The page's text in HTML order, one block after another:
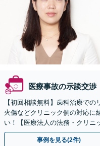
医療事故の示談交渉
【初回相談無料】歯科治療で
火傷などクリニック側の対応に
い！【医療法人の法務・クリニ
ドバイスで、納得のできるトラ
事例を見る(2件)